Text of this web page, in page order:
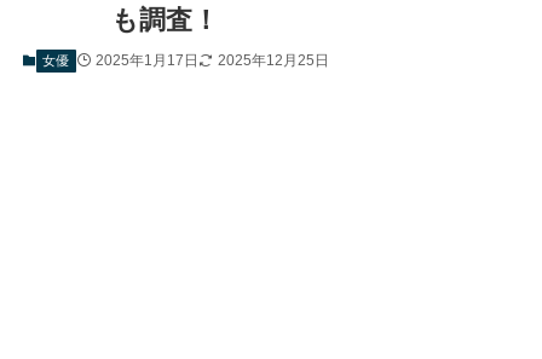
も調査！
女優 2025年1月17日 2025年12月25日